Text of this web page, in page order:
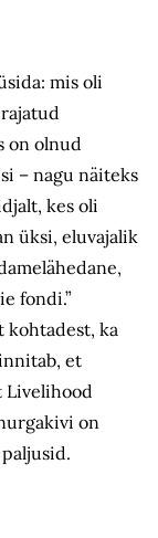
mis oli
on olnud
– nagu näiteks
kes oli
üksi, eluvajalik
fondi.”
kohtadest, ka
et
Livelihood
on